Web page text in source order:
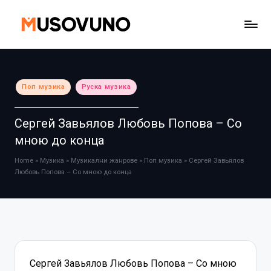
Posted
in
Поп музика Руска музика
Сергей Завьялов Любовь Попова – Со
мною до конца
Home » Музика » Музикални жанрове » Поп музика » Сергей Завьялов
Любовь Попова – Со мною до конца
Сергей Завьялов Любовь Попова – Со мною